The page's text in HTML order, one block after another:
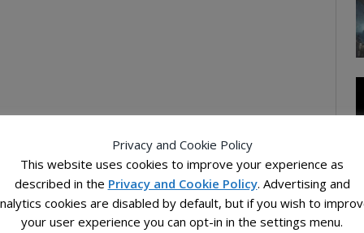
Privacy and Cookie Policy
This website uses cookies to improve your experience as
described in the Privacy and Cookie Policy. Advertising and
cookies are disabled by default, but if you wish to
your user experience you can opt-in in the settings menu.